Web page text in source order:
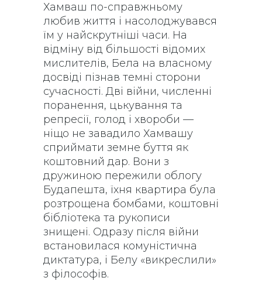
Хамваш по-справжньому
любив життя і насолоджувався
їм у найскрутніші часи. На
відміну від більшості відомих
мислителів, Бела на власному
досвіді пізнав темні сторони
сучасності. Дві війни, численні
поранення, цькування та
репресії, голод і хвороби —
ніщо не завадило Хамвашу
сприймати земне буття як
коштовний дар. Вони з
дружиною пережили облогу
Будапешта, їхня квартира була
розтрощена бомбами, коштовні
бібліотека та рукописи
знищені. Одразу після війни
встановилася комуністична
диктатура, і Белу «викреслили»
з філософів.